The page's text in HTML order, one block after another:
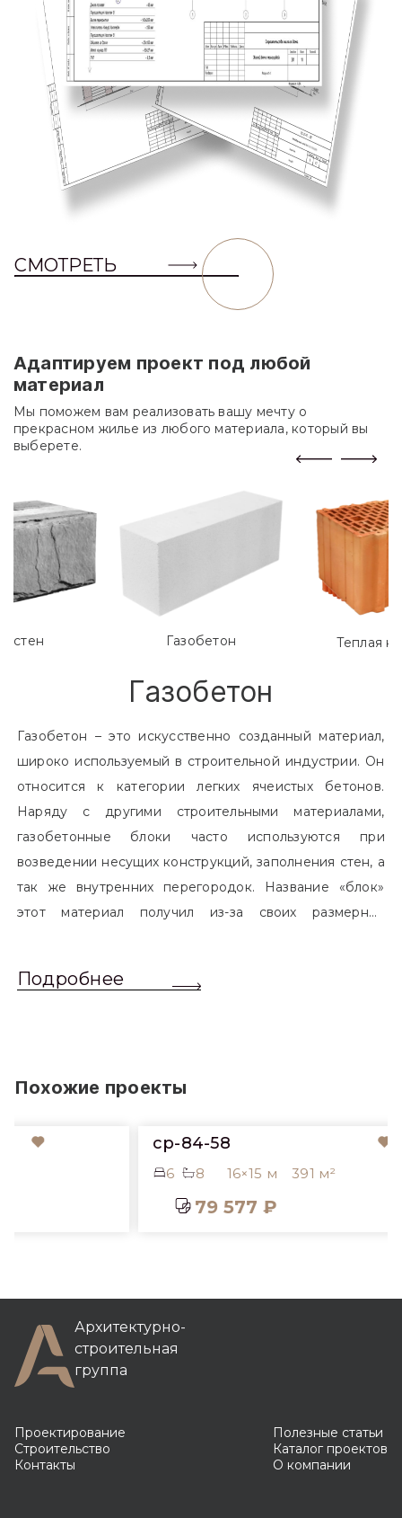
СМОТРЕТЬ
Адаптируем проект под любой
материал
Мы поможем вам реализовать вашу мечту о
прекрасном жилье из любого материала, который вы
выберете.
Газобетон Теплая
Газобетон
Газобетон – это искусственно созданный материал,
широко используемый в строительной индустрии. Он
относится к категории легких ячеистых бетонов.
Наряду с другими строительными материалами,
газобетонные блоки часто используются при
возведении несущих конструкций, заполнения стен, а
так же внутренних перегородок. Название «блок»
этот материал получил из-за своих размерных
обычный одинарный кирпич. Размер блоков различен
Подробнее
Похожие проекты
cp-84-58
16×15 м 391 м²
79 577 ₽
Архитектурно-
строительная
группа
Проектирование
Строительство
Контакты
Полезные статьи
Каталог проектов
О компании